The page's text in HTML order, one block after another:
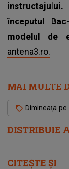
DISTRIBUIE
începutul
modelul de
antena3.ro.
MAI MULTE
Dimineaţa pe
CITEȘTE ȘI